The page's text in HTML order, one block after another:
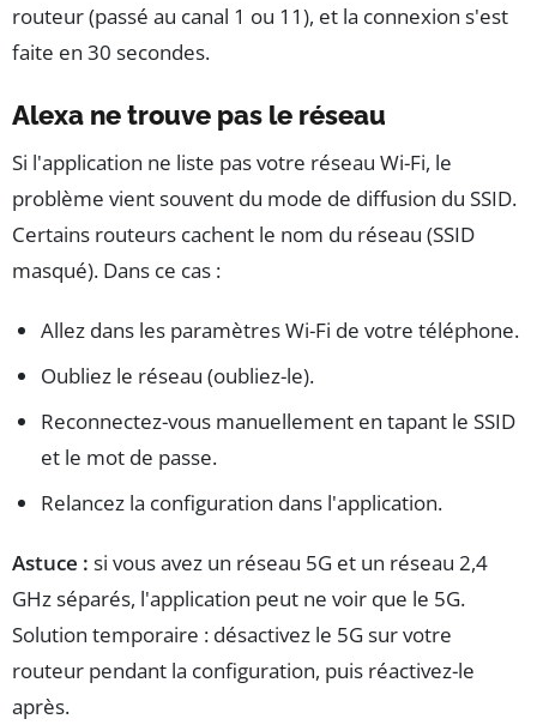
routeur (passé au canal 1 ou 11), et la connexion s'est
faite en 30 secondes.
Alexa ne trouve pas le réseau
Si l'application ne liste pas votre réseau Wi-Fi, le
problème vient souvent du mode de diffusion du SSID.
Certains routeurs cachent le nom du réseau (SSID
masqué). Dans ce cas :
Allez dans les paramètres Wi-Fi de votre téléphone.
Oubliez le réseau (oubliez-le).
Reconnectez-vous manuellement en tapant le SSID
et le mot de passe.
Relancez la configuration dans l'application.
Astuce : si vous avez un réseau 5G et un réseau 2,4
GHz séparés, l'application peut ne voir que le 5G.
Solution temporaire : désactivez le 5G sur votre
routeur pendant la configuration, puis réactivez-le
après.